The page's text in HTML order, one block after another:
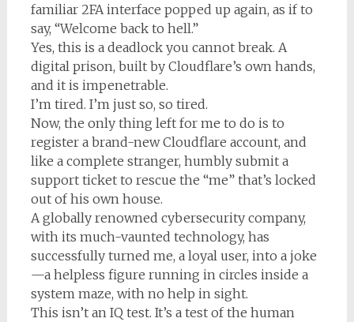
familiar 2FA interface popped up again, as if to
say, “Welcome back to hell.”
Yes, this is a deadlock you cannot break. A
digital prison, built by Cloudflare’s own hands,
and it is impenetrable.
I’m tired. I’m just so, so tired.
Now, the only thing left for me to do is to
register a brand-new Cloudflare account, and
like a complete stranger, humbly submit a
support ticket to rescue the “me” that’s locked
out of his own house.
A globally renowned cybersecurity company,
with its much-vaunted technology, has
successfully turned me, a loyal user, into a joke
—a helpless figure running in circles inside a
system maze, with no help in sight.
This isn’t an IQ test. It’s a test of the human